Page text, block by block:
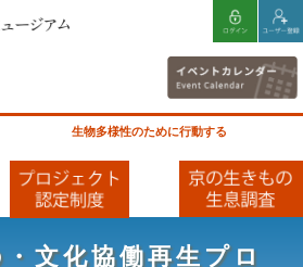
生物多様性のために行動する
文化協働再生プロ